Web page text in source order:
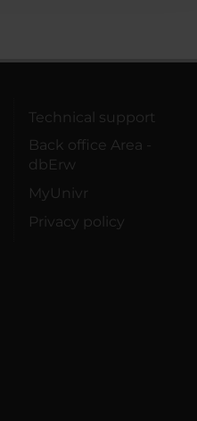
Technical support
Back office Area -
dbErw
MyUnivr
Privacy policy